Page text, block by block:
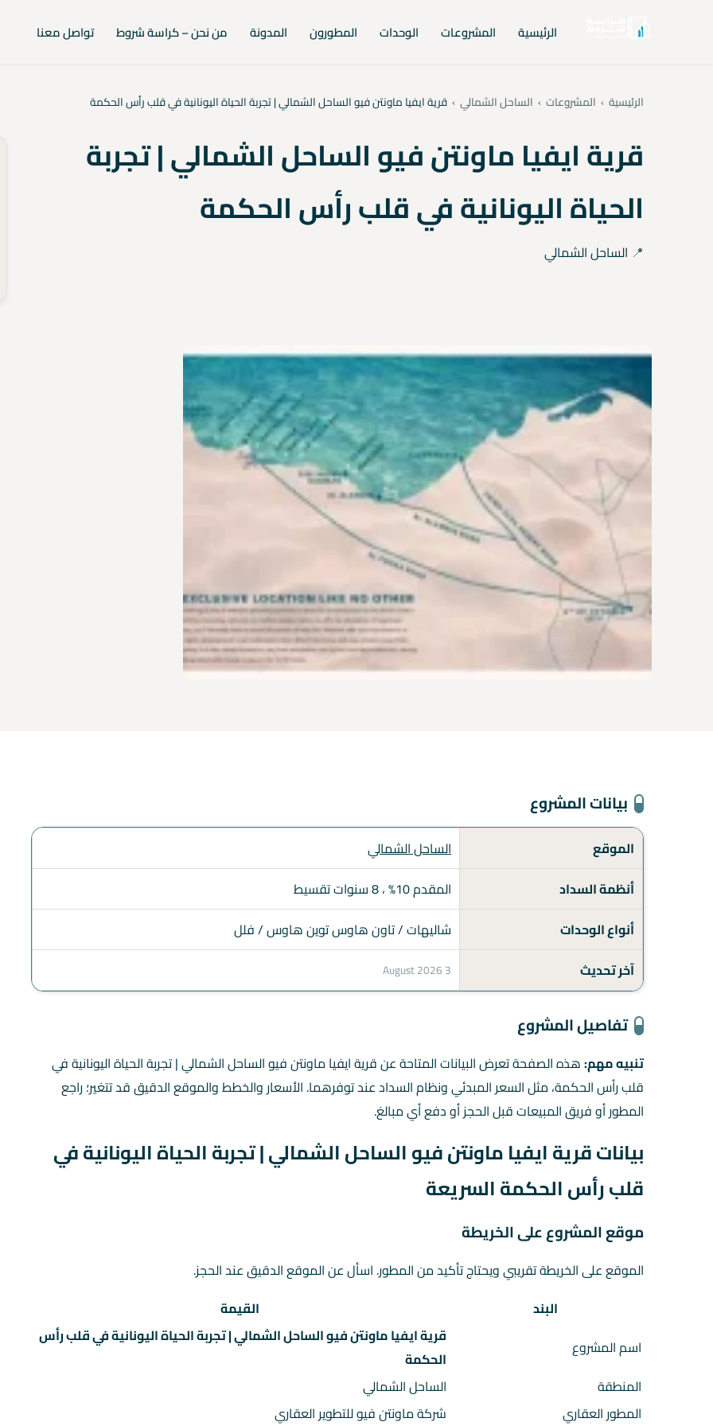
الرئيسية المشروعات الوحدات المطورون المدونة من نحن – كراسة شروط تواصل معنا
الرئيسية › المشروعات › الساحل الشمالي › قرية ايفيا ماونتن فيو الساحل الشمالي | تجربة الحياة اليونانية في قلب رأس الحكمة
قرية ايفيا ماونتن فيو الساحل الشمالي | تجربة
الحياة اليونانية في قلب رأس الحكمة
📍 الساحل الشمالي
بيانات المشروع
الموقع
الساحل الشمالي
أنظمة السداد
المقدم 10% ، 8 سنوات تقسيط
أنواع الوحدات
شاليهات / تاون هاوس توين هاوس / فلل
آخر تحديث
3 August 2026
تفاصيل المشروع
تنبيه مهم:هذه الصفحة تعرض البيانات المتاحة عن قرية ايفيا ماونتن فيو الساحل الشمالي | تجربة الحياة اليونانية في
قلب رأس الحكمة، مثل السعر المبدئي ونظام السداد عند توفرهما. الأسعار والخطط والموقع الدقيق قد تتغير؛ راجع
المطور أو فريق المبيعات قبل الحجز أو دفع أي مبالغ.
بيانات قرية ايفيا ماونتن فيو الساحل الشمالي | تجربة الحياة اليونانية في
قلب رأس الحكمة السريعة
موقع المشروع على الخريطة
الموقع على الخريطة تقريبي ويحتاج تأكيد من المطور. اسأل عن الموقع الدقيق عند الحجز.
البند
القيمة
اسم المشروع
قرية ايفيا ماونتن فيو الساحل الشمالي | تجربة الحياة اليونانية في قلب رأس
الحكمة
المنطقة
الساحل الشمالي
المطور العقاري
شركة ماونتن فيو للتطوير العقاري